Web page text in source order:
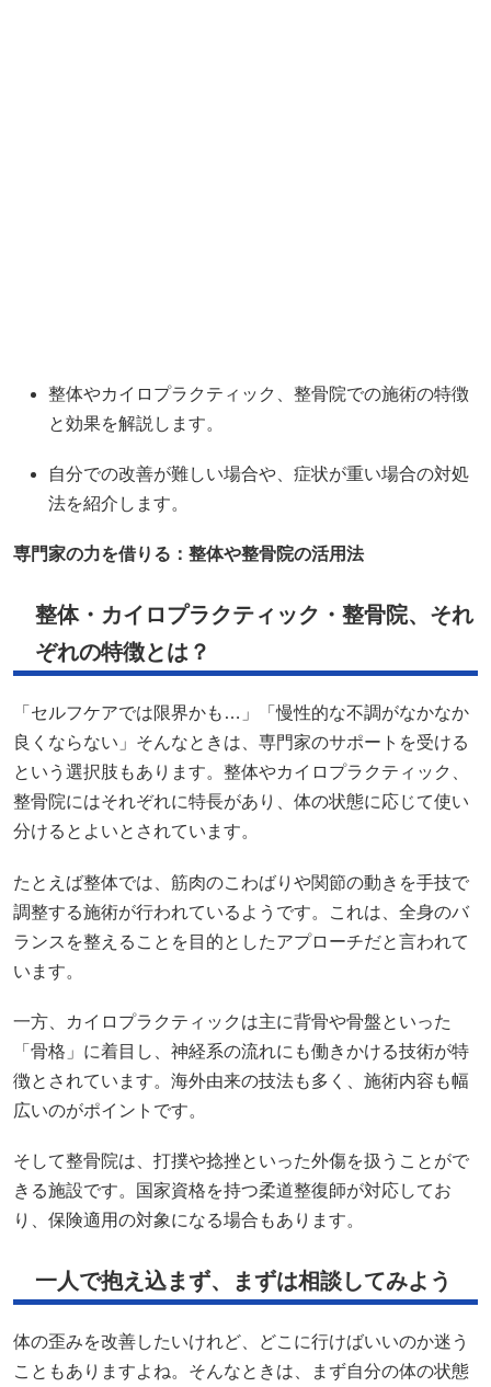
整体やカイロプラクティック、整骨院での施術の特徴
と効果を解説します。
自分での改善が難しい場合や、症状が重い場合の対処
法を紹介します。
専門家の力を借りる：整体や整骨院の活用法
整体・カイロプラクティック・整骨院、それ
ぞれの特徴とは？
「セルフケアでは限界かも…」「慢性的な不調がなかなか
良くならない」そんなときは、専門家のサポートを受ける
という選択肢もあります。整体やカイロプラクティック、
整骨院にはそれぞれに特長があり、体の状態に応じて使い
分けるとよいとされています。
たとえば整体では、筋肉のこわばりや関節の動きを手技で
調整する施術が行われているようです。これは、全身のバ
ランスを整えることを目的としたアプローチだと言われて
います。
一方、カイロプラクティックは主に背骨や骨盤といった
「骨格」に着目し、神経系の流れにも働きかける技術が特
徴とされています。海外由来の技法も多く、施術内容も幅
広いのがポイントです。
そして整骨院は、打撲や捻挫といった外傷を扱うことがで
きる施設です。国家資格を持つ柔道整復師が対応してお
り、保険適用の対象になる場合もあります。
一人で抱え込まず、まずは相談してみよう
体の歪みを改善したいけれど、どこに行けばいいのか迷う
こともありますよね。そんなときは、まず自分の体の状態